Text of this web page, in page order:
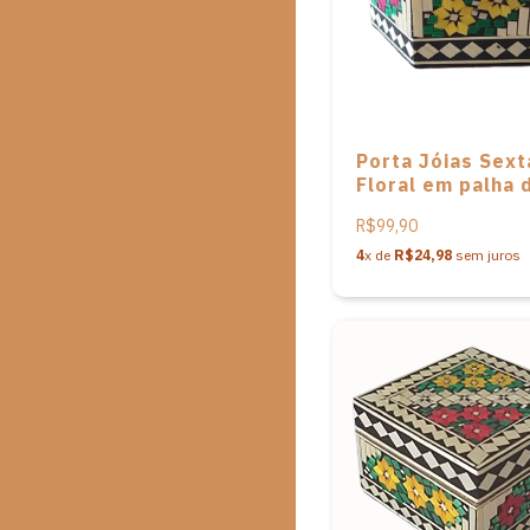
Porta Jóias
Floral em palha
R$99,90
4x de R$24,98 sem juros